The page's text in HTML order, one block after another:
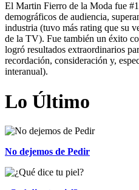
El Martin Fierro de la Moda fue
demográficos de audiencia,
industria (tuvo más rating que su
de la TV). Fue también un éxito
logró resultados extraordinarios
recordación, consideración y,
interanual).
Lo Último
No dejemos de Pedir